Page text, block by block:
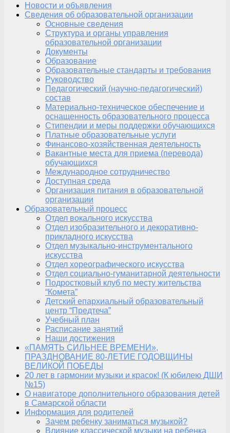
Новости и объявления
Сведения об образовательной организации
Основные сведения
Структура и органы управления
образовательной организации
Документы
Образование
Образовательные стандарты и требования
Руководство
Педагогический (научно-педагогический)
состав
Материально-техническое обеспечение и
оснащенность образовательного процесса
Стипендии и меры поддержки обучающихся
Платные образовательные услуги
Финансово-хозяйственная деятельность
Вакантные места для приема (перевода)
обучающихся
Международное сотрудничество
Доступная среда
Организация питания в образовательной
организации
Образовательный процесс
Отдел вокального искусства
Отдел изобразительного и декоративно-
прикладного искусства
Отдел музыкально-инструментального
искусства
Отдел хореографического искусства
Отдел социально-гуманитарной деятельности
Подростковый клуб по месту жительства
“Комета”
Детский епархиальный образовательный
центр “Предтеча”
Учебный план
Расписание занятий
Наши достижения
«ПАМЯТЬ СИЛЬНЕЕ ВРЕМЕНИ»,
ПРАЗДНОВАНИЕ 80-ЛЕТИЕ ГОДОВЩИНЫ
ВЕЛИКОЙ ПОБЕДЫ
20 лет в гармонии музыки и красок! (К юбилею ДШИ
№15)
О навигаторе дополнительного образования детей
в Самарской области
Информация для родителей
Зачем ребенку заниматься музыкой?
Влияние классической музыки на ребенка